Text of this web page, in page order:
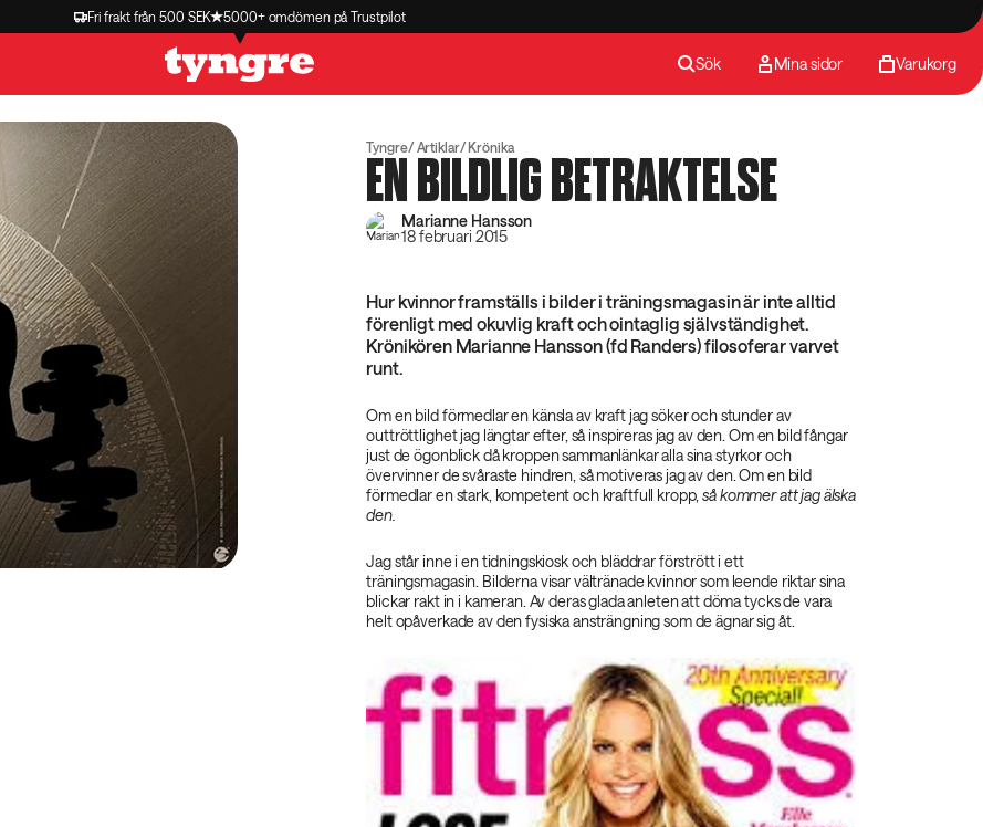
Fri frakt från 500 SEK 5000+ omdömen på Trustpilot
Sök Mina sidor Varukorg
Tyngre Artiklar Krönika
EN BILDLIG BETRAKTELSE
Marianne Hansson
18 februari 2015
Hur kvinnor framställs i bilder i träningsmagasin är inte alltid
förenligt med okuvlig kraft och ointaglig självständighet.
Krönikören Marianne Hansson (fd Randers) filosoferar varvet
runt.
Om en bild förmedlar en känsla av kraft jag söker och stunder av
outtröttlighet jag längtar efter, så inspireras jag av den. Om en bild fångar
just de ögonblick då kroppen sammanlänkar alla sina styrkor och
övervinner de svåraste hindren, så motiveras jag av den. Om en bild
förmedlar en stark, kompetent och kraftfull kropp,så kommer att jag älska
den.‌
Jag står inne i en tidningskiosk och bläddrar förstrött i ett
träningsmagasin. Bilderna visar vältränade kvinnor som leende riktar sina
blickar rakt in i kameran. Av deras glada anleten att döma tycks de vara
helt opåverkade av den fysiska ansträngning som de ägnar sig åt.